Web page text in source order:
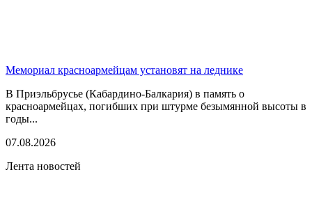
Мемориал красноармейцам установят на леднике
В Приэльбрусье (Кабардино-Балкария) в память о
красноармейцах, погибших при штурме безымянной высоты в
годы...
07.08.2026
Лента новостей